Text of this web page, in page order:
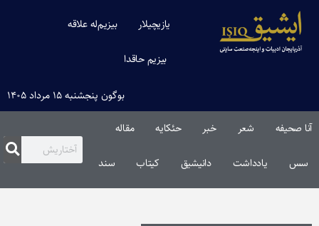
یازیچیلار بیزیم‌له علاقه
بیزیم حاقدا
بوگون پنجشنبه ۱۵ مرداد ۱۴۰۵
آنا صحیفه شعر خبر حئکایه مقاله‌
سس یادداشت دانیشیق کیتاب سند